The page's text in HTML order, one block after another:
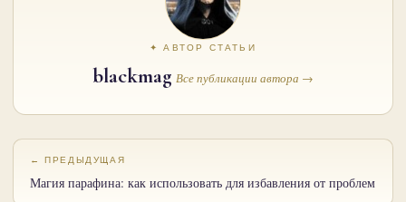
✦ АВТОР СТАТЬИ
blackmag Все публикации автора →
← ПРЕДЫДУЩАЯ
Магия парафина: как использовать для избавления от проблем